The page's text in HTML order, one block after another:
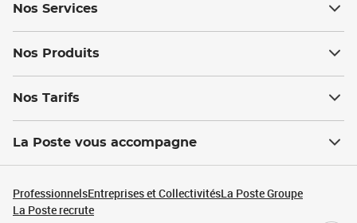
Nos Services
Nos Produits
Nos Tarifs
La Poste vous accompagne
ProfessionnelsEntreprises et CollectivitésLa Poste Groupe
La Poste recrute